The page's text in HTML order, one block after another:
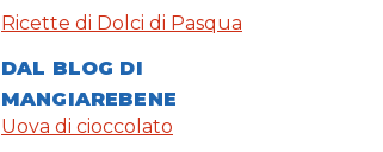
Ricette di Dolci di Pasqua
DAL BLOG DI
MANGIAREBENE
Uova di cioccolato